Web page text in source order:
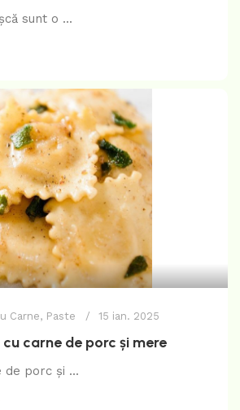
sunt o ...
Carne, Paste 15 ian. 2025
carne de porc și mere
de porc și ...